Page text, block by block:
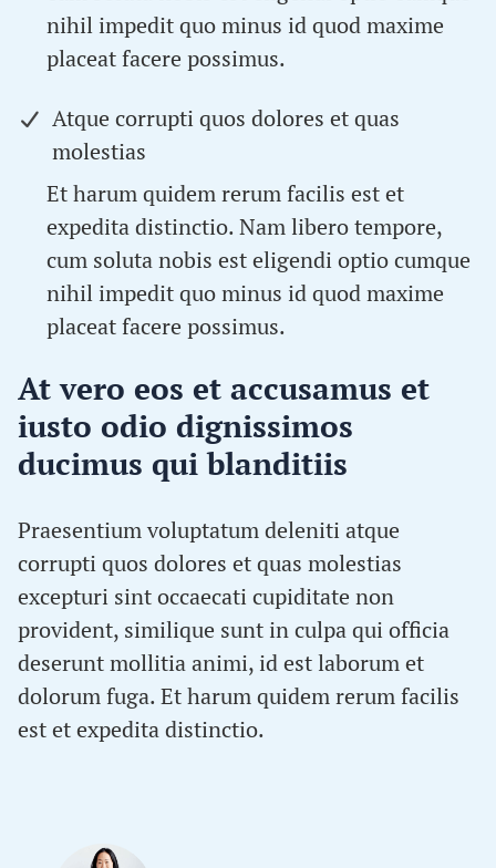
nihil impedit quo minus id quod maxime
placeat facere possimus.
Atque corrupti quos dolores et quas
molestias
Et harum quidem rerum facilis est et
expedita distinctio. Nam libero tempore,
cum soluta nobis est eligendi optio cumque
nihil impedit quo minus id quod maxime
placeat facere possimus.
At vero eos et accusamus et
iusto odio dignissimos
ducimus qui blanditiis
Praesentium voluptatum deleniti atque
corrupti quos dolores et quas molestias
excepturi sint occaecati cupiditate non
provident, similique sunt in culpa qui officia
deserunt mollitia animi, id est laborum et
dolorum fuga. Et harum quidem rerum facilis
est et expedita distinctio.